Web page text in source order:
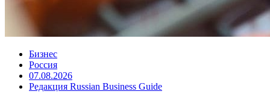
Бизнес
Россия
07.08.2026
Редакция Russian Business Guide